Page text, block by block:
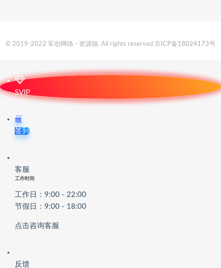
© 2019-2022 军创网络 - 资源猫. All rights reserved 京ICP备18024173号
SVIP
签到
客服
工作时间
工作日：9:00 - 22:00
节假日：9:00 - 18:00
点击咨询客服
反馈